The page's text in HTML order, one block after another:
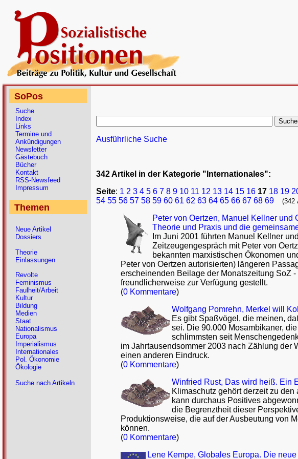
Ausführliche Suche
342 Artikel in der Kategorie "Internationales":
Seite: 1 2 3 4 5 6 7 8 9 10 11 12 13 14 15 16 17 18 19
54 55 56 57 58 59 60 61 62 63 64 65 66 67 68 69 (342
Peter von Oertzen, Manuel Kellner
Theorie und Praxis und die
Im Juni 2001 führten Manuel Kellner
Zeitzeugengespräch mit Peter von
bekannten marxistischen Ökonomen
Peter von Oertzen autorisierten) längeren
erscheinenden Beilage der Monatszeitung SoZ
freundlicherweise zur Verfügung gestellt.
(0 Kommentare)
Wolfgang Pomrehn, Merkel will
Es gibt Spaßvögel, die meinen,
sei. Die 90.000 Mosambikaner,
schlimmsten seit
im Jahrtausendsommer 2003 nach Zählung der
einen anderen Eindruck.
(0 Kommentare)
Winfried Rust, Das wird heiß. Ein
Klimaschutz gehört derzeit zu
kann durchaus Positives
die Begrenztheit dieser
Produktionsweise, die auf der Ausbeutung von
können.
(0 Kommentare)
Lene Kempe, Globales Europa. Die
SoPos
Suche
Index
Links
Termine und
Ankündigungen
Newsletter
Gästebuch
Bücher
Kontakt
RSS-Newsfeed
Impressum
Themen
Neue Artikel
Dossiers
Theorie
Einlassungen
Revolte
Feminismus
Faulheit/Arbeit
Kultur
Bildung
Medien
Staat
Nationalismus
Europa
Imperialismus
Internationales
Pol. Ökonomie
Ökologie
Suche nach Artikeln